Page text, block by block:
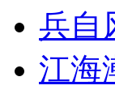
兵自
江海